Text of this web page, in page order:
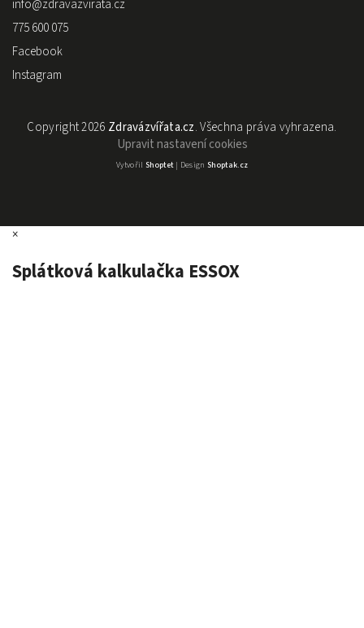
info@zdravazvirata.cz
775 600 075
Facebook
Instagram
Copyright 2026 Zdravázvířata.cz. Všechna práva vyhrazena.
Upravit nastavení cookies
Vytvořil Shoptet| Design Shoptak.cz
×
Splátková kalkulačka ESSOX